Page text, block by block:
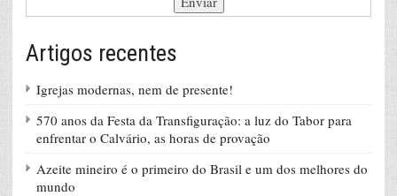
Artigos recentes
Igrejas modernas, nem de presente!
570 anos da Festa da Transfiguração: a luz do Tabor para
enfrentar o Calvário, as horas de provação
Azeite mineiro é o primeiro do Brasil e um dos melhores do
mundo